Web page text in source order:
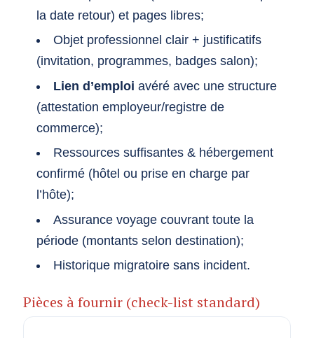
la date retour) et pages libres;
Objet professionnel clair + justificatifs
(invitation, programmes, badges salon);
Lien d’emploi avéré avec une structure
(attestation employeur/registre de
commerce);
Ressources suffisantes & hébergement
confirmé (hôtel ou prise en charge par
l’hôte);
Assurance voyage couvrant toute la
période (montants selon destination);
Historique migratoire sans incident.
Pièces à fournir (check-list standard)